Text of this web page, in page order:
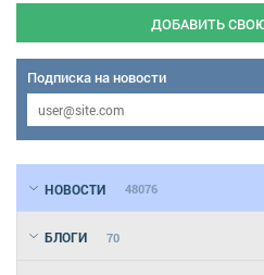
ДОБАВИТЬ
Подписка на новости
НОВОСТИ 48076
БЛОГИ 70